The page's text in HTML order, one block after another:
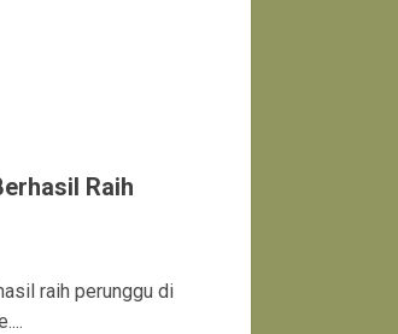
Raih
raih perunggu di